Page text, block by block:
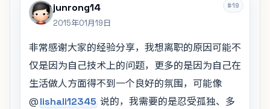
#19
junrong14
2015年01月19日
非常感谢大家的经验分享，我想离职的原因可能不
仅是因为自己技术上的问题，更多的是因为自己在
生活做人方面得不到一个良好的氛围，可能像
@lishali12345 说的，我需要的是忍受孤独、多